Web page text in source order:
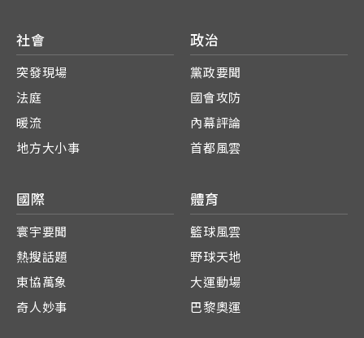
社會
突發現場
法庭
暖流
地方大小事
政治
黨政要聞
國會攻防
內幕評論
首都風雲
國際
寰宇要聞
熱搜話題
東協萬象
奇人妙事
體育
籃球風雲
野球天地
大運動場
巴黎奧運